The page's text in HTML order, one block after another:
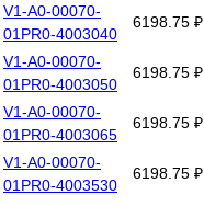
V1-A0-00070-
01PR0-4003040
6198.75 ₽
V1-A0-00070-
01PR0-4003050
6198.75 ₽
V1-A0-00070-
01PR0-4003065
6198.75 ₽
V1-A0-00070-
01PR0-4003530
6198.75 ₽